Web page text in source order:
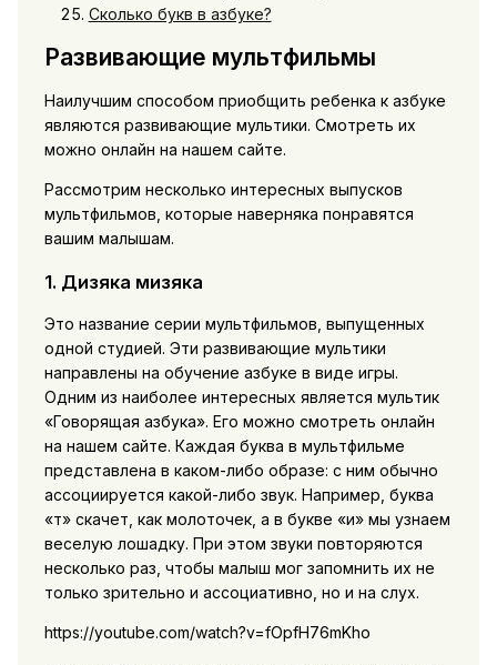
Сколько букв в азбуке?
Развивающие мультфильмы
Наилучшим способом приобщить ребенка к азбуке
являются развивающие мультики. Смотреть их
можно онлайн на нашем сайте.
Рассмотрим несколько интересных выпусков
мультфильмов, которые наверняка понравятся
вашим малышам.
1. Дизяка мизяка
Это название серии мультфильмов, выпущенных
одной студией. Эти развивающие мультики
направлены на обучение азбуке в виде игры.
Одним из наиболее интересных является мультик
«Говорящая азбука». Его можно смотреть онлайн
на нашем сайте. Каждая буква в мультфильме
представлена в каком-либо образе: с ним обычно
ассоциируется какой-либо звук. Например, буква
«т» скачет, как молоточек, а в букве «и» мы узнаем
веселую лошадку. При этом звуки повторяются
несколько раз, чтобы малыш мог запомнить их не
только зрительно и ассоциативно, но и на слух.
https://youtube.com/watch?v=fOpfH76mKho